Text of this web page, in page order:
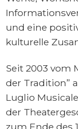
und eine
kulturelle
Seit 2003 vom
der Tradition”
Luglio
der